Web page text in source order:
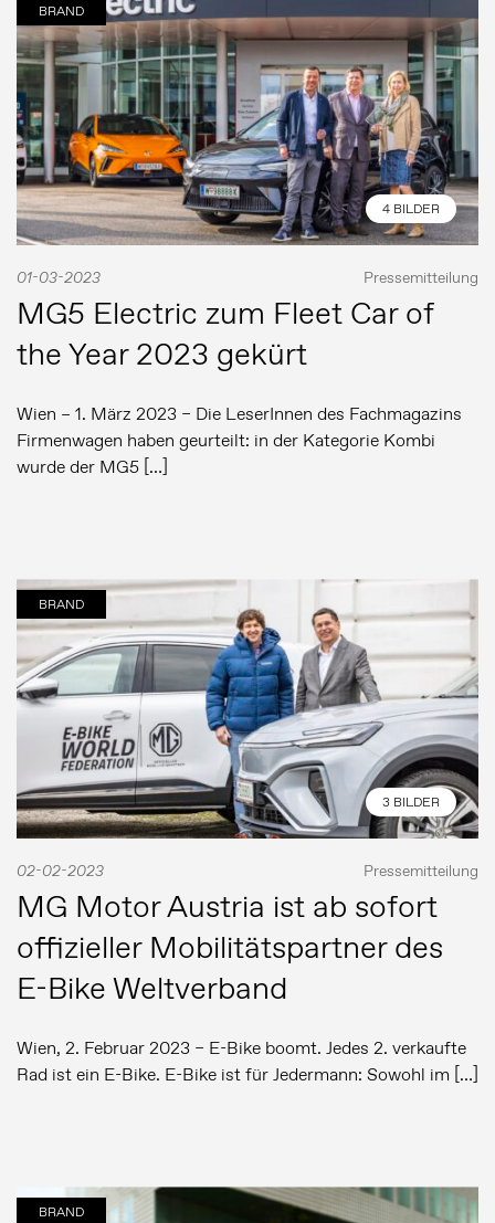
BRAND
4 BILDER
01-03-2023 Pressemitteilung
MG5 Electric zum Fleet Car of
the Year 2023 gekürt
Wien – 1. März 2023 – Die LeserInnen des Fachmagazins
Firmenwagen haben geurteilt: in der Kategorie Kombi
wurde der MG5 […]
BRAND
3 BILDER
02-02-2023 Pressemitteilung
MG Motor Austria ist ab sofort
offizieller Mobilitätspartner des
E-Bike Weltverband
Wien, 2. Februar 2023 – E-Bike boomt. Jedes 2. verkaufte
Rad ist ein E-Bike. E-Bike ist für Jedermann: Sowohl im […]
BRAND